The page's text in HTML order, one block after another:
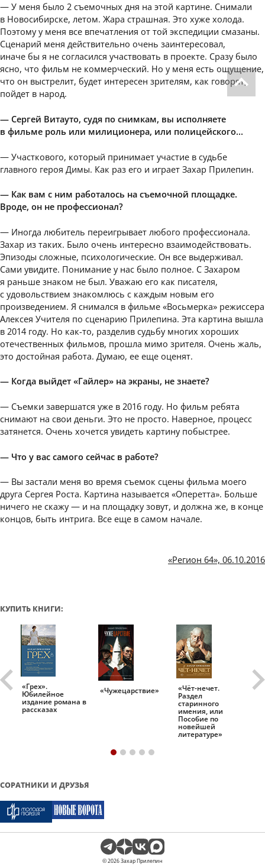
— У меня было 2 съемочных дня на этой картине. Снимали
в Новосибирске, летом. Жара страшная. Это хуже холода.
Поэтому у меня все впечатления от той экспедиции смазаны.
Сценарий меня действительно очень заинтересовал,
иначе бы я не согласился участвовать в проекте. Сразу было
ясно, что фильм не коммерческий. Но у меня есть ощущение,
что он выстрелит, будет интересен зрителям, как говорят,
пойдет в народ.
— Сергей Витауто, судя по снимкам, вы исполняете
в фильме роль или милиционера, или полицейского…
— Участкового, который принимает участие в судьбе
главного героя Димы. Как раз его и играет Захар Прилепин.
— Как вам с ним работалось на съемочной площадке.
Вроде, он не профессионал?
— Иногда любитель переигрывает любого профессионала.
Захар из таких. Было очень интересно взаимодействовать.
Эпизоды сложные, психологические. Он все выдерживал.
Сами увидите. Понимание у нас было полное. С Захаром
я раньше знаком не был. Уважаю его как писателя,
с удовольствием знакомлюсь с каждым новым его
произведением. Я снимался в фильме «Восьмерка» режиссера
Алексея Учителя по сценарию Прилепина. Эта картина вышла
в 2014 году. Но как-то, разделив судьбу многих хороших
отечественных фильмов, прошла мимо зрителя. Очень жаль,
это достойная работа. Думаю, ее еще оценят.
— Когда выйдет «Гайлер» на экраны, не знаете?
— Съемки завершатся уже в 2016 году. Но фильм ребята
снимают на свои деньги. Это не просто. Наверное, процесс
затянется. Очень хочется увидеть картину побыстрее.
— Что у вас самого сейчас в работе?
— Вы застали меня во время съемок сцены фильма моего
друга Сергея Роста. Картина называется «Оперетта». Больше
ничего не скажу — и на площадку зовут, и должна же, в конце
концов, быть интрига. Все еще в самом начале.
«Регион 64», 06.10.2016
КУПИТЬ КНИГИ:
«Грех».
Юбилейное
издание романа в
рассказах
«Чужецарствие» «Чёт-нечет.
Раздел
старинного
имения, или
Пособие по
новейшей
литературе»
СОРАТНИКИ И ДРУЗЬЯ
© 2026 Захар Прилепин